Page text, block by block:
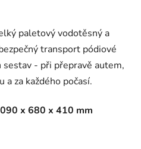
paletový vodotěsný a
transport pódiové
- při přepravě autem,
za každého počasí.
x 680 x 410 mm